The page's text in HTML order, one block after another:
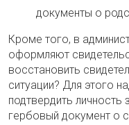
документы о
Кроме того, в
оформляют
восстановить
ситуации? Для этого
подтвердить личность
гербовый документ о